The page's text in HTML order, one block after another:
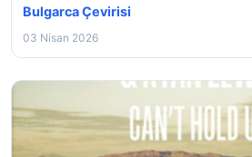
Bulgarca Çevirisi
03 Nisan 2026